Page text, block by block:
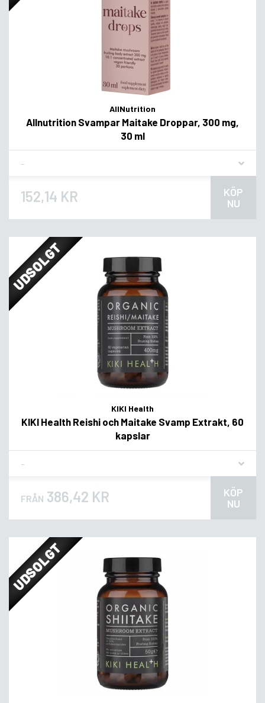
AllNutrition
Allnutrition Svampar Maitake Droppar, 300 mg,
30 ml
152,14 KR
KÖP
NU
UDSOLGT
KIKI Health
KIKI Health Reishi och Maitake Svamp Extrakt, 60
kapslar
FRÅN 386,42 KR
KÖP
NU
UDSOLGT